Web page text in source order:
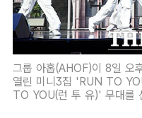
그룹 아홉(AHOF)이 8일 오
열린 미니3집 'RUN TO
TO YOU(런 투 유)' 무대를